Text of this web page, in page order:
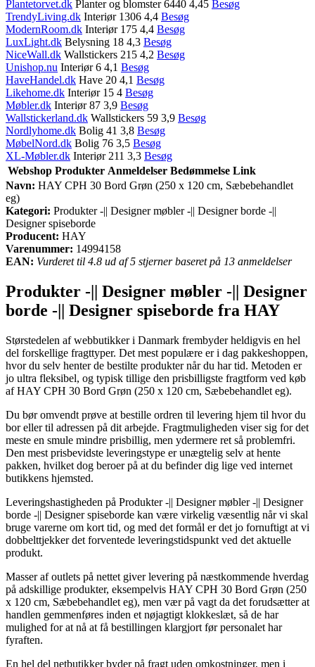
Plantetorvet.dk Planter og blomster 6440 4,45 Besøg
TrendyLiving.dk Interiør 1306 4,4 Besøg
ModernRoom.dk Interiør 175 4,4 Besøg
LuxLight.dk Belysning 18 4,3 Besøg
NiceWall.dk Wallstickers 215 4,2 Besøg
Unishop.nu Interiør 6 4,1 Besøg
HaveHandel.dk Have 20 4,1 Besøg
Likehome.dk Interiør 15 4 Besøg
Møbler.dk Interiør 87 3,9 Besøg
Wallstickerland.dk Wallstickers 59 3,9 Besøg
Nordlyhome.dk Bolig 41 3,8 Besøg
MøbelNord.dk Bolig 76 3,5 Besøg
XL-Møbler.dk Interiør 211 3,3 Besøg
Webshop Produkter Anmeldelser Bedømmelse Link
Navn: HAY CPH 30 Bord Grøn (250 x 120 cm, Sæbebehandlet
eg)
Kategori: Produkter -|| Designer møbler -|| Designer borde -||
Designer spiseborde
Producent: HAY
Varenummer: 14994158
EAN: Vurderet til 4.8 ud af 5 stjerner baseret på 13 anmeldelser
Produkter -|| Designer møbler -|| Designer
borde -|| Designer spiseborde fra HAY
Størstedelen af webbutikker i Danmark frembyder heldigvis en hel
del forskellige fragttyper. Det mest populære er i dag pakkeshoppen,
hvor du selv henter de bestilte produkter når du har tid. Metoden er
jo ultra fleksibel, og typisk tillige den prisbilligste fragtform ved køb
af HAY CPH 30 Bord Grøn (250 x 120 cm, Sæbebehandlet eg).
Du bør omvendt prøve at bestille ordren til levering hjem til hvor du
bor eller til adressen på dit arbejde. Fragtmuligheden viser sig for det
meste en smule mindre prisbillig, men ydermere ret så problemfri.
Den mest prisbevidste leveringstype er unægtelig selv at hente
pakken, hvilket dog beroer på at du befinder dig lige ved internet
butikkens hjemsted.
Leveringshastigheden på Produkter -|| Designer møbler -|| Designer
borde -|| Designer spiseborde kan være virkelig væsentlig når vi skal
bruge varerne om kort tid, og med det formål er det jo fornuftigt at vi
dobbelttjekker det forventede leveringstidspunkt ved det aktuelle
produkt.
Masser af outlets på nettet giver levering på næstkommende hverdag
på adskillige produkter, eksempelvis HAY CPH 30 Bord Grøn (250
x 120 cm, Sæbebehandlet eg), men vær på vagt da det forudsætter at
handlen gemmenføres inden et nøjagtigt klokkeslæt, så de har
mulighed for at nå at få bestillingen klargjort før personalet har
fyraften.
En hel del netbutikker byder på fragt uden omkostninger, men i